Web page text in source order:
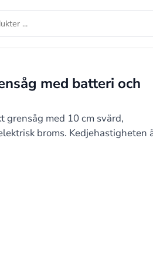
med batteri och
grensåg med 10 cm svärd,
broms. Kedjehastigheten